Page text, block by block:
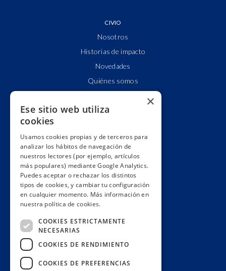
CIVIO
Nosotros
Historias de impacto
Novedades
Quiénes somos
Alianzas y redes
Impacto
Premios
Formación
Código ético
Re-publica
Muro de donantes
×
Ese sitio web utiliza
cookies
Usamos cookies propias y de terceros para
analizar los hábitos de navegación de
nuestros lectores (por ejemplo, artículos
más populares) mediante Google Analytics.
Puedes aceptar o rechazar los distintos
tipos de cookies, y cambiar tu configuración
en cualquier momento. Más información en
nuestra política de cookies.
COOKIES ESTRICTAMENTE
NECESARIAS
COOKIES DE RENDIMIENTO
COOKIES DE PREFERENCIAS